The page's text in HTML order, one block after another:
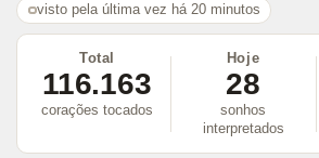
visto pela última vez há 20 minutos
Total
116.163
corações tocados
Hoje
28
sonhos
interpretados